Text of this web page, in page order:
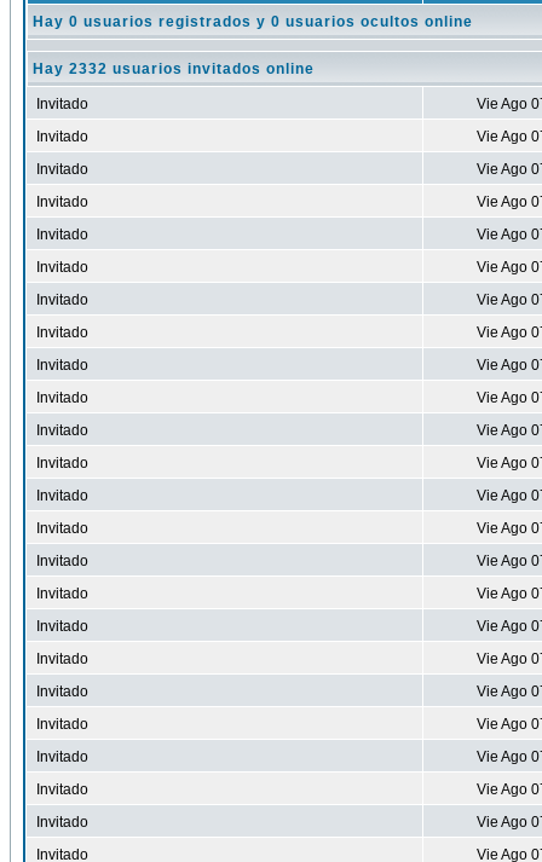
Hay 0 usuarios registrados y 0 usuarios ocultos online
Hay 2332 usuarios invitados online
Invitado
Vie Ago
Invitado
Vie Ago
Invitado
Vie Ago
Invitado
Vie Ago
Invitado
Vie Ago
Invitado
Vie Ago
Invitado
Vie Ago
Invitado
Vie Ago
Invitado
Vie Ago
Invitado
Vie Ago
Invitado
Vie Ago
Invitado
Vie Ago
Invitado
Vie Ago
Invitado
Vie Ago
Invitado
Vie Ago
Invitado
Vie Ago
Invitado
Vie Ago
Invitado
Vie Ago
Invitado
Vie Ago
Invitado
Vie Ago
Invitado
Vie Ago
Invitado
Vie Ago
Invitado
Vie Ago
Invitado
Vie Ago